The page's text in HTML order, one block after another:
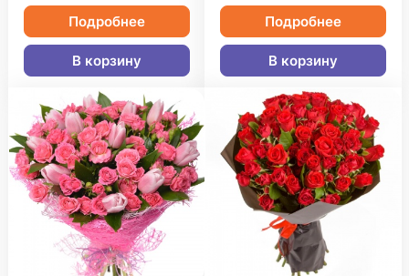
Подробнее
В корзину
Подробнее
В корзину